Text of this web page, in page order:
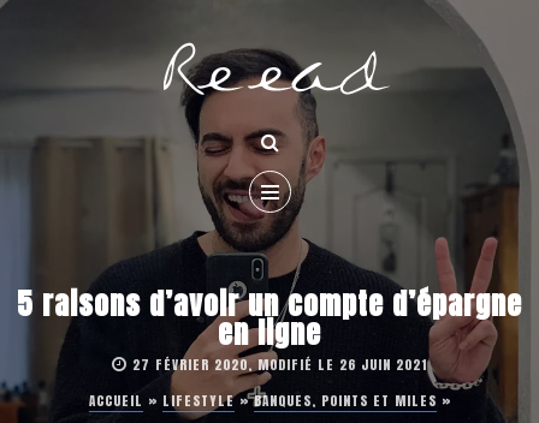
5 raisons d’avoir un compte d’épargne
en ligne
27 FÉVRIER 2020, MODIFIÉ LE 26 JUIN 2021
ACCUEIL » LIFESTYLE»BANQUES, POINTS ET MILES »